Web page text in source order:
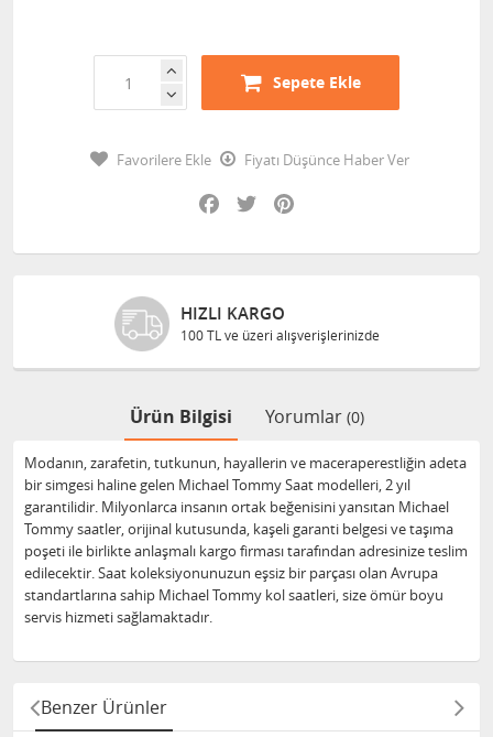
Sepete Ekle
Favorilere Ekle
Fiyatı Düşünce Haber Ver
Facebook
Twitter
HIZLI KARGO
100 TL ve üzeri alışverişlerinizde
Ürün Bilgisi Yorumlar (0)
Modanın, zarafetin, tutkunun, hayallerin ve maceraperestliğin adeta
bir simgesi haline gelen Michael Tommy Saat modelleri, 2 yıl
garantilidir. Milyonlarca insanın ortak beğenisini yansıtan Michael
Tommy saatler, orijinal kutusunda, kaşeli garanti belgesi ve taşıma
poşeti ile birlikte anlaşmalı kargo firması tarafından adresinize teslim
edilecektir. Saat koleksiyonunuzun eşsiz bir parçası olan Avrupa
standartlarına sahip Michael Tommy kol saatleri, size ömür boyu
servis hizmeti sağlamaktadır.
Benzer Ürünler